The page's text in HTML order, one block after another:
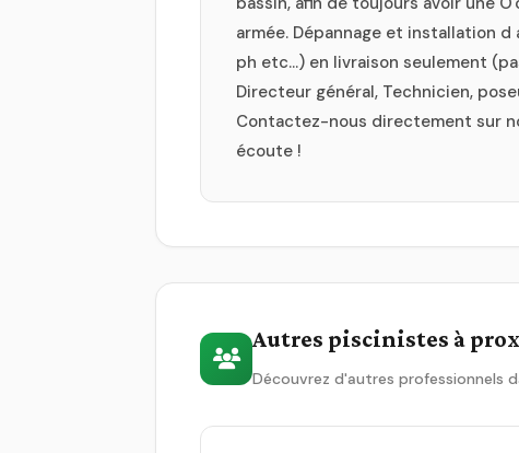
armée. Dépannage et installation
ph etc...) en livraison seulement
Directeur général, Technicien,
Contactez-nous directement sur
écoute !
Autres piscinistes à
Découvrez d'autres professionnels